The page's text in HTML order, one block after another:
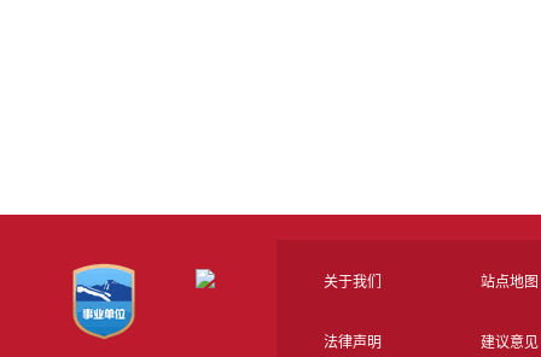
关于我们 站点地图
法律声明 建议意见